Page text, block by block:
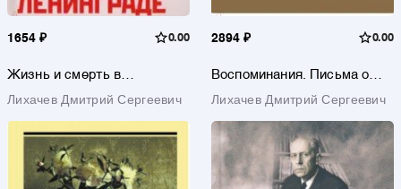
1654 ₽ 0.00
Жизнь и смерть в
Лихачев Дмитрий Сергеевич
2894 ₽ 0.00
Воспоминания. Письма о
Лихачев Дмитрий Сергеевич